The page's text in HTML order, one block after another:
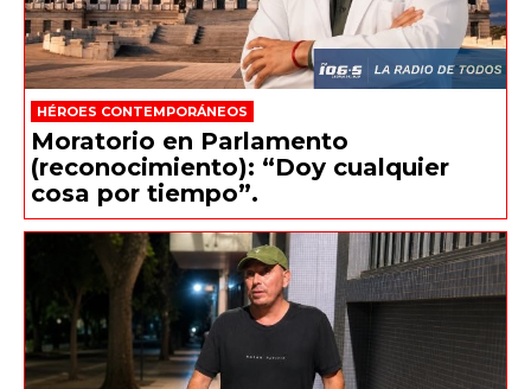
HÉROES CONTEMPORÁNEOS
Moratorio en Parlamento
(reconocimiento): “Doy cualquier
cosa por tiempo”.